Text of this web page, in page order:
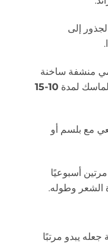
إلى
منشفة ساخنة
لمدة
10-15
مع بلسم أو
أسبوعيًا
الشعر وطوله.
يبدو مرتبًا